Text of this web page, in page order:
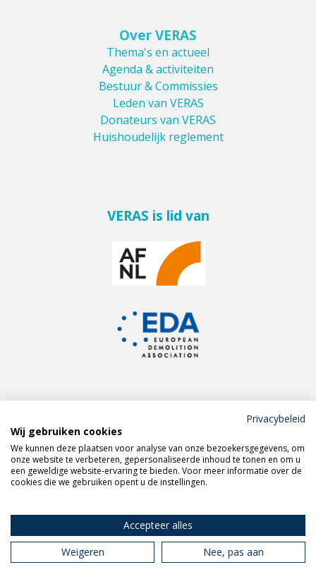
Over VERAS
Thema's en actueel
Agenda & activiteiten
Bestuur & Commissies
Leden van VERAS
Donateurs van VERAS
Huishoudelijk reglement
VERAS is lid van
Meld je aan voor de
VERAS nieuwsbrief
Volg VERAS op
Privacy
Privacybeleid
Wij gebruiken cookies
We kunnen deze plaatsen voor analyse van onze bezoekersgegevens, om
onze website te verbeteren, gepersonaliseerde inhoud te tonen en om u
een geweldige website-ervaring te bieden. Voor meer informatie over de
cookies die we gebruiken opent u de instellingen.
Accepteer alles
Weigeren
Nee, pas aan